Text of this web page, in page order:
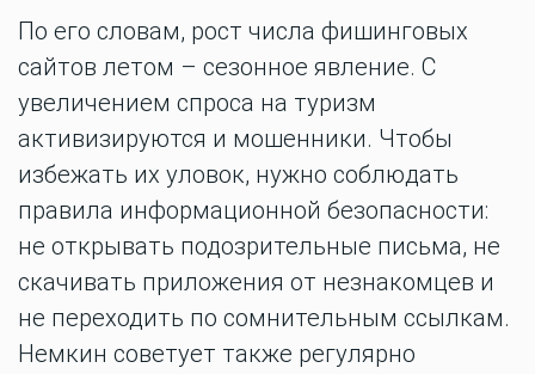
По его словам, рост числа фишинговых
сайтов летом – сезонное явление. С
увеличением спроса на туризм
активизируются и мошенники. Чтобы
избежать их уловок, нужно соблюдать
правила информационной безопасности:
не открывать подозрительные письма, не
скачивать приложения от незнакомцев и
не переходить по сомнительным ссылкам.
Немкин советует также регулярно